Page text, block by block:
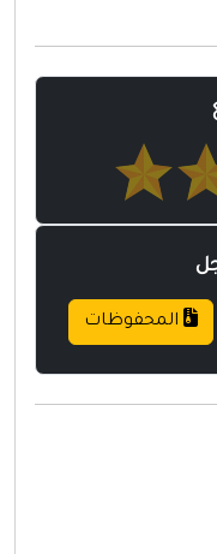
المحفوظات